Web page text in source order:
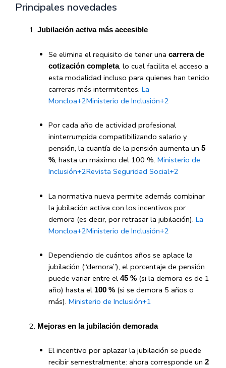
Principales novedades
Jubilación activa más accesible
Se elimina el requisito de tener una carrera de
cotización completa, lo cual facilita el acceso a
esta modalidad incluso para quienes han tenido
carreras más intermitentes. La
Moncloa+2Ministerio de Inclusión+2
Por cada año de actividad profesional
ininterrumpida compatibilizando salario y
pensión, la cuantía de la pensión aumenta un 5
%, hasta un máximo del 100 %. Ministerio de
Inclusión+2Revista Seguridad Social+2
La normativa nueva permite además combinar
la jubilación activa con los incentivos por
demora (es decir, por retrasar la jubilación). La
Moncloa+2Ministerio de Inclusión+2
Dependiendo de cuántos años se aplace la
jubilación (“demora”), el porcentaje de pensión
puede variar entre el 45 %(si la demora es de 1
año) hasta el 100 %(si se demora 5 años o
más). Ministerio de Inclusión+1
Mejoras en la jubilación demorada
El incentivo por aplazar la jubilación se puede
recibir semestralmente: ahora corresponde un 2